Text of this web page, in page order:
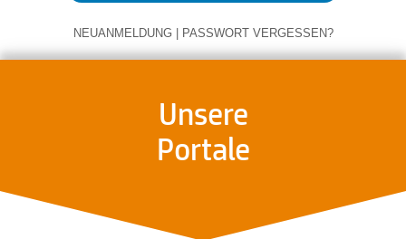
NEUANMELDUNG | PASSWORT VERGESSEN?
Unsere
Portale